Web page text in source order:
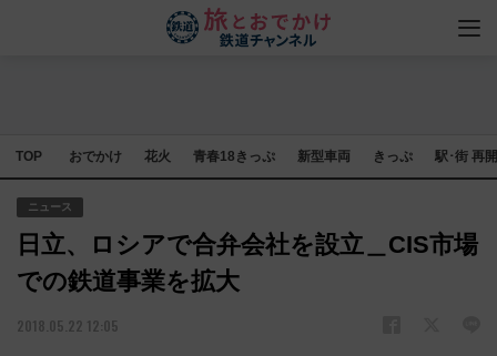
TOP おでかけ 花火 青春18きっぷ 新型車両 きっぷ 駅･街 再
ニュース
日立、ロシアで合弁会社を設立＿CIS市場
での鉄道事業を拡大
2018.05.22 12:05